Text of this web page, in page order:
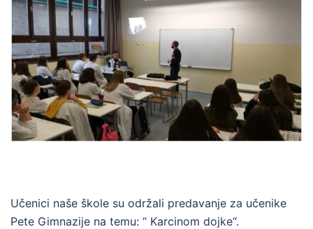
Učenici naše škole su održali predavanje za učenike
Pete Gimnazije na temu: “ Karcinom dojke“.